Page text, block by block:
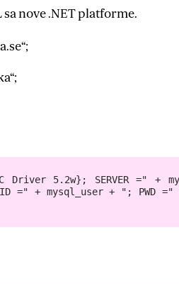
nove .NET platforme.
Driver 5.2w}; SERVER =" +
=" + mysql_user + "; PWD